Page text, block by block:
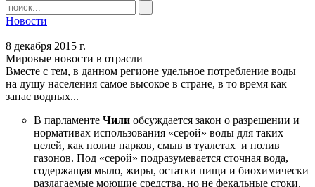
Новости
8 декабря 2015 г.
Мировые новости в отрасли
Вместе с тем, в данном регионе удельное потребление воды
на душу населения самое высокое в стране, в то время как
запас водных...
В парламенте Чили обсуждается закон о разрешении и
нормативах использования «серой» воды для таких
целей, как полив парков, смыв в туалетах и полив
газонов. Под «серой» подразумевается сточная вода,
содержащая мыло, жиры, остатки пищи и биохимически
разлагаемые моющие средства, но не фекальные стоки.